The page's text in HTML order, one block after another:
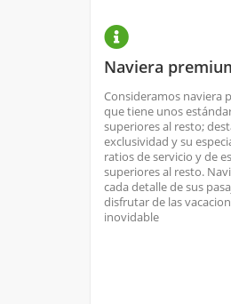
Naviera
Consideramos naviera
que tiene unos
superiores al resto;
exclusividad y su
ratios de servicio y de
superiores al resto.
cada detalle de sus
disfrutar de las
inovidable